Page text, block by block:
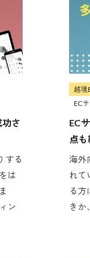
さ
する
は
ン
越境
EC
EC
点
海外
れて
る
きか